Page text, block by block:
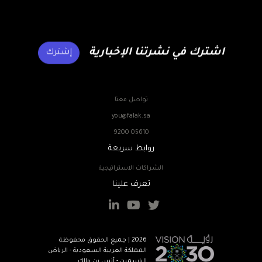
اشترك في نشرتنا الإخبارية إشترك
تواصل معنا
you@falak.sa
9200 05610
روابط سريعة
الشراكات الاستراتيجية
تعرف علينا
2026 | جميع الحقوق محفوظة
المملكة العربية السعودية - الرياض